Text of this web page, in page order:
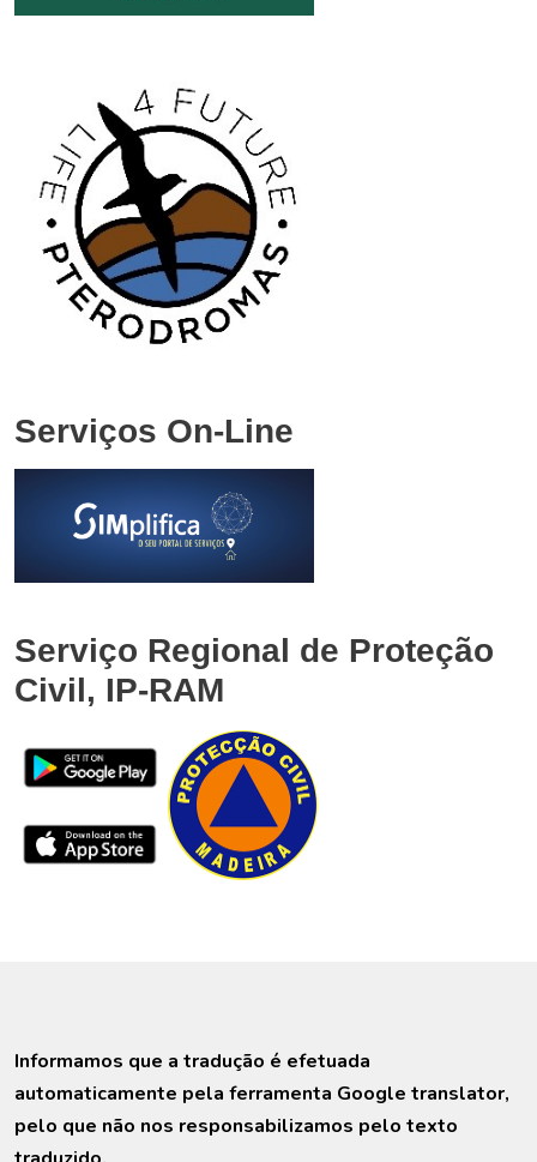
Serviços On-Line
Serviço Regional de Proteção
Civil, IP-RAM
Informamos que a tradução é efetuada
automaticamente pela ferramenta Google translator,
pelo que não nos responsabilizamos pelo texto